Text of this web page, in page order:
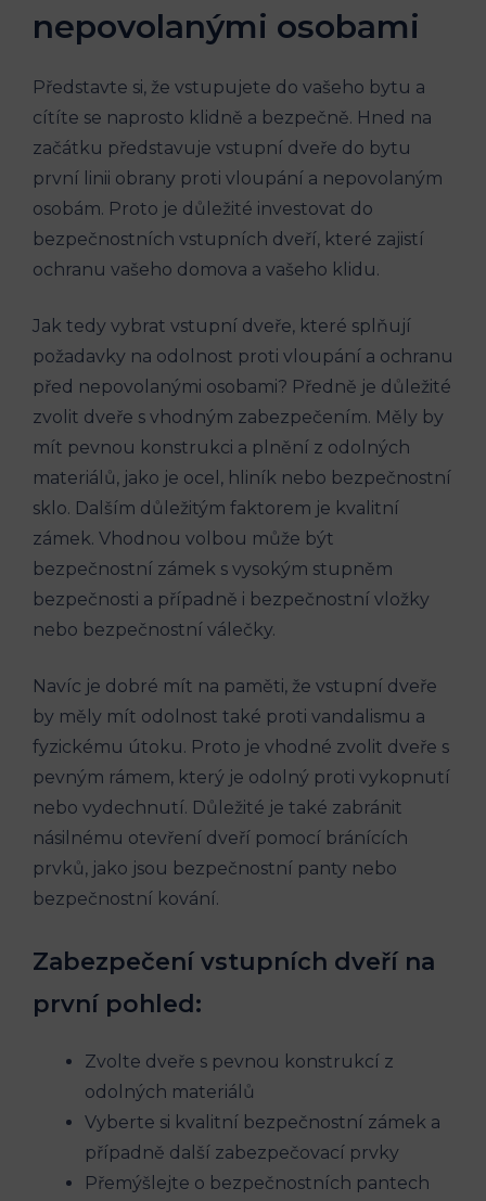
nepovolanými osobami
Představte si, že vstupujete do vašeho bytu a
cítíte se naprosto klidně a bezpečně. Hned na
začátku představuje vstupní dveře do bytu
první linii obrany proti vloupání a nepovolaným
osobám. Proto je důležité investovat do
bezpečnostních vstupních dveří, které zajistí
ochranu vašeho domova a vašeho klidu.
Jak tedy vybrat vstupní dveře, které splňují
požadavky na odolnost proti vloupání a ochranu
před nepovolanými osobami? Předně je důležité
zvolit dveře s vhodným zabezpečením. Měly by
mít pevnou konstrukci a plnění z odolných
materiálů, jako je ocel, hliník nebo bezpečnostní
sklo. Dalším důležitým faktorem je kvalitní
zámek. Vhodnou volbou může být
bezpečnostní zámek s vysokým stupněm
bezpečnosti a případně i bezpečnostní vložky
nebo bezpečnostní válečky.
Navíc je dobré mít na paměti, že vstupní dveře
by měly mít odolnost také proti vandalismu a
fyzickému útoku. Proto je vhodné zvolit dveře s
pevným rámem, který je odolný proti vykopnutí
nebo vydechnutí. Důležité je také zabránit
násilnému otevření dveří pomocí bránících
prvků, jako jsou bezpečnostní panty nebo
bezpečnostní kování.
Zabezpečení vstupních dveří na
první pohled:
Zvolte dveře s pevnou konstrukcí z
odolných materiálů
Vyberte si kvalitní bezpečnostní zámek a
případně další zabezpečovací prvky
Přemýšlejte o bezpečnostních pantech